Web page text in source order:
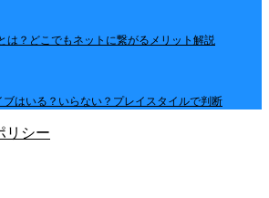
は？どこでもネットに繋がるメリット解説
はいる？いらない？プレイスタイルで判断
リシー